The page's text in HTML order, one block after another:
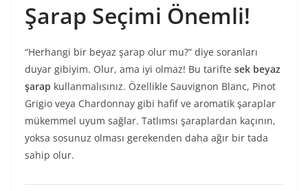
Şarap Seçimi Önemli!
“Herhangi bir beyaz şarap olur mu?” diye soranları
duyar gibiyim. Olur, ama iyi olmaz! Bu tarifte sek beyaz
şarap kullanmalısınız. Özellikle Sauvignon Blanc, Pinot
Grigio veya Chardonnay gibi hafif ve aromatik şaraplar
mükemmel uyum sağlar. Tatlımsı şaraplardan kaçının,
yoksa sosunuz olması gerekenden daha ağır bir tada
sahip olur.